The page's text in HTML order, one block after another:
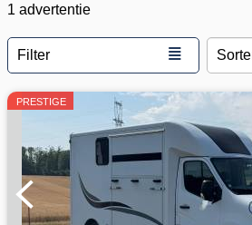
1 advertentie
Filter ≣
PRESTIGE